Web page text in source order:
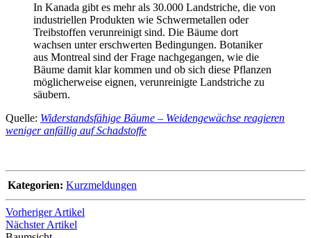
In Kanada gibt es mehr als 30.000 Landstriche, die von
industriellen Produkten wie Schwermetallen oder
Treibstoffen verunreinigt sind. Die Bäume dort
wachsen unter erschwerten Bedingungen. Botaniker
aus Montreal sind der Frage nachgegangen, wie die
Bäume damit klar kommen und ob sich diese Pflanzen
möglicherweise eignen, verunreinigte Landstriche zu
säubern.
Quelle: Widerstandsfähige Bäume – Weidengewächse reagieren
weniger anfällig auf Schadstoffe
Kategorien: Kurzmeldungen
Vorheriger Artikel
Nächster Artikel